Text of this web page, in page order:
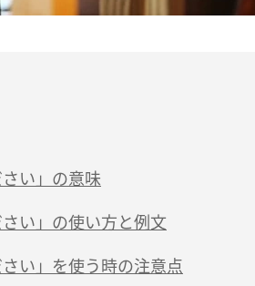
さい」の意味
さい」の使い方と例文
さい」を使う時の注意点